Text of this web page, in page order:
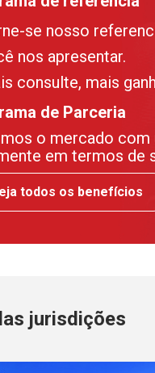
se nosso
nos apresentar.
consulte, mais
de Parceria
o mercado
em termos de
todos os benefícios
jurisdições